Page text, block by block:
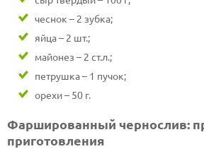
чеснок – 2 зубка;
яйца – 2 шт.;
майонез – 2 ст.л.;
петрушка – 1 пучок;
орехи – 50 г.
Фаршированный чернослив:
приготовления